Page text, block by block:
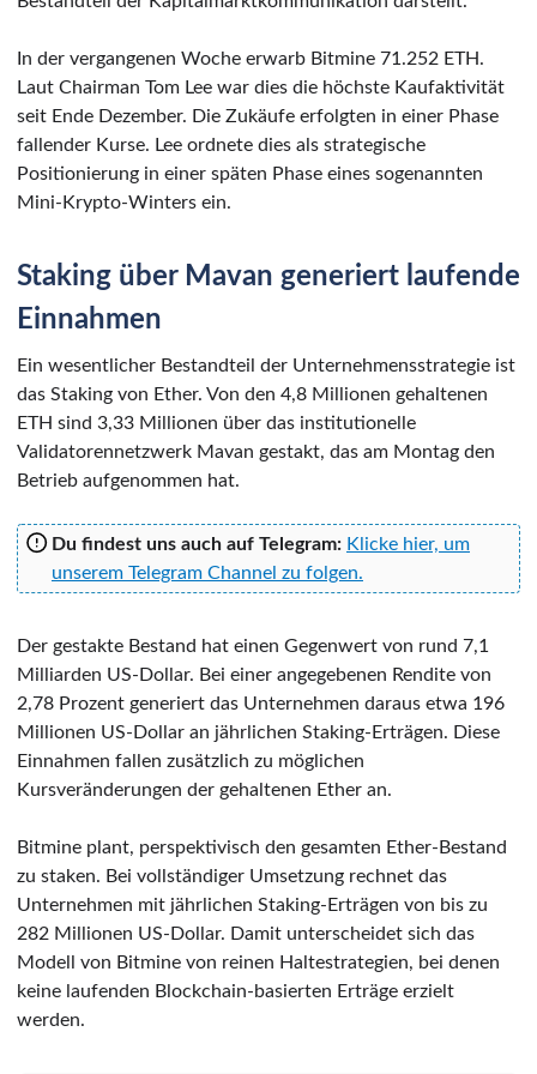
In der vergangenen Woche erwarb Bitmine 71.252 ETH.
Laut Chairman Tom Lee war dies die höchste Kaufaktivität
seit Ende Dezember. Die Zukäufe erfolgten in einer Phase
fallender Kurse. Lee ordnete dies als strategische
Positionierung in einer späten Phase eines sogenannten
Mini-Krypto-Winters ein.
Staking über Mavan generiert laufende
Einnahmen
Ein wesentlicher Bestandteil der Unternehmensstrategie ist
das Staking von Ether. Von den 4,8 Millionen gehaltenen
ETH sind 3,33 Millionen über das institutionelle
Validatorennetzwerk Mavan gestakt, das am Montag den
Betrieb aufgenommen hat.
Du findest uns auch auf Telegram: Klicke hier, um
unserem Telegram Channel zu folgen.
Der gestakte Bestand hat einen Gegenwert von rund 7,1
Milliarden US-Dollar. Bei einer angegebenen Rendite von
2,78 Prozent generiert das Unternehmen daraus etwa 196
Millionen US-Dollar an jährlichen Staking-Erträgen. Diese
Einnahmen fallen zusätzlich zu möglichen
Kursveränderungen der gehaltenen Ether an.
Bitmine plant, perspektivisch den gesamten Ether-Bestand
zu staken. Bei vollständiger Umsetzung rechnet das
Unternehmen mit jährlichen Staking-Erträgen von bis zu
282 Millionen US-Dollar. Damit unterscheidet sich das
Modell von Bitmine von reinen Haltestrategien, bei denen
keine laufenden Blockchain-basierten Erträge erzielt
werden.